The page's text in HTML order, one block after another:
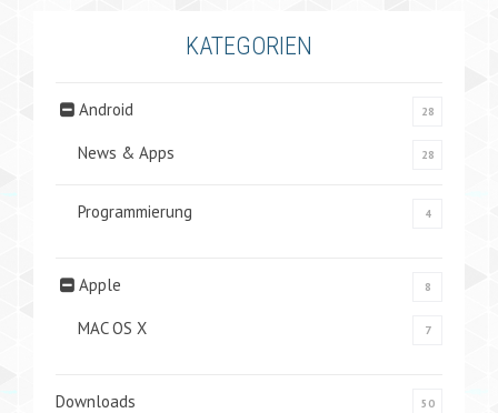
KATEGORIEN
Android 28
News & Apps 28
Programmierung 4
Apple 8
MAC OS X 7
Downloads 50